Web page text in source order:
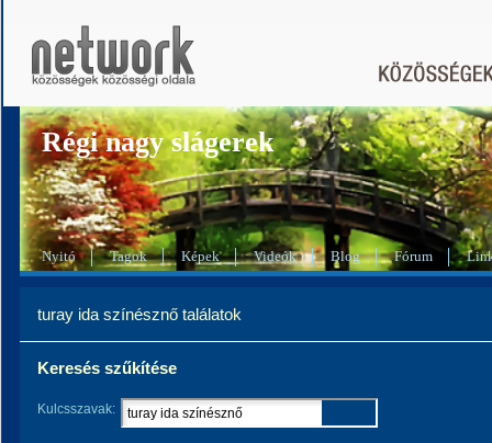
Régi nagy slágerek
Nyitó Tagok Képek Videók Blog Fórum
turay ida színésznő találatok
Keresés szűkítése
Kulcsszavak: